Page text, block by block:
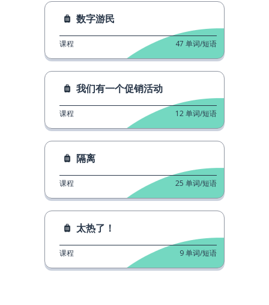
数字游民
课程 47 单词/短语
我们有一个促销活动
课程 12单词/短语
隔离
课程 25 单词/短语
太热了！
课程 9单词/短语